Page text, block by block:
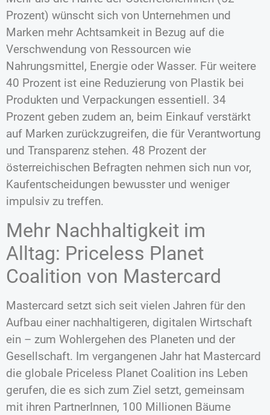
Prozent) wünscht sich von Unternehmen und
Marken mehr Achtsamkeit in Bezug auf die
Verschwendung von Ressourcen wie
Nahrungsmittel, Energie oder Wasser. Für weitere
40 Prozent ist eine Reduzierung von Plastik bei
Produkten und Verpackungen essentiell. 34
Prozent geben zudem an, beim Einkauf verstärkt
auf Marken zurückzugreifen, die für Verantwortung
und Transparenz stehen. 48 Prozent der
österreichischen Befragten nehmen sich nun vor,
Kaufentscheidungen bewusster und weniger
impulsiv zu treffen.
Mehr Nachhaltigkeit im
Alltag: Priceless Planet
Coalition von Mastercard
Mastercard setzt sich seit vielen Jahren für den
Aufbau einer nachhaltigeren, digitalen Wirtschaft
ein – zum Wohlergehen des Planeten und der
Gesellschaft. Im vergangenen Jahr hat Mastercard
die globale Priceless Planet Coalition ins Leben
gerufen, die es sich zum Ziel setzt, gemeinsam
mit ihren PartnerInnen, 100 Millionen Bäume